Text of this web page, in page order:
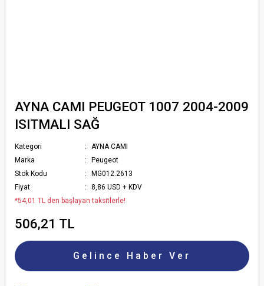
AYNA CAMI PEUGEOT 1007 2004-2009
ISITMALI SAĞ
Kategori
AYNA CAMI
Marka
Peugeot
Stok Kodu
MG012.2613
Fiyat
8,86 USD + KDV
*54,01 TL den başlayan taksitlerle!
506,21 TL
Gelince Haber Ver